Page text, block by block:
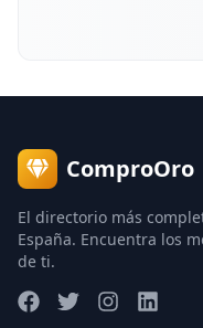
ComproOro
El directorio más
España. Encuentra los
de ti.